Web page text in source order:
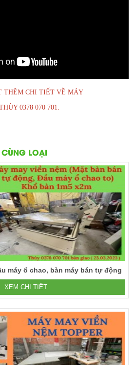
THÊM CHI TIẾT VỀ MÁY
0378 070 701.
LOẠI
máy ổ chao, bàn máy bán tự động
XEM CHI TIẾT